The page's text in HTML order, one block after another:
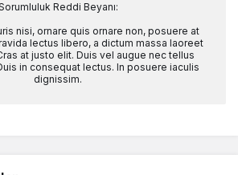
Reddi Beyanı:
nisi, ornare quis ornare non, posuere at
lectus libero, a dictum massa laoreet
at justo elit. Duis vel augue nec tellus
in consequat lectus. In posuere iaculis
dignissim.